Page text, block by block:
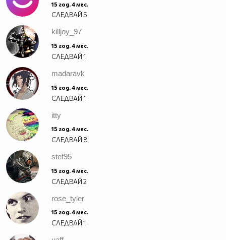
15 год. 4 мес.
СЛЕДВАЙ5
killjoy_97
15 год. 4 мес.
СЛЕДВАЙ1
madaravk
15 год. 4 мес.
СЛЕДВАЙ1
itty
15 год. 4 мес.
СЛЕДВАЙ 8
stef95
15 год. 4 мес.
СЛЕДВАЙ2
rose_tyler
15 год. 4 мес.
СЛЕДВАЙ1